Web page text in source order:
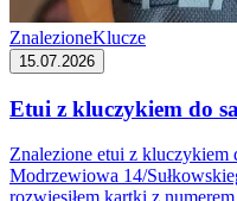
ZnalezioneKlucze
15.07.2026
Etui z kluczykiem do
Znalezione etui z kluczykiem
Modrzewiowa 14/